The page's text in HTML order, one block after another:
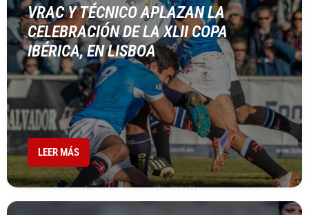
VRAC Y TÉCNICO APLAZAN LA
CELEBRACIÓN DE LA XLII COPA
IBÉRICA, EN LISBOA
LEER MÁS